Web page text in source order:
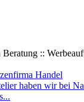
::
Handel
haben wir bei